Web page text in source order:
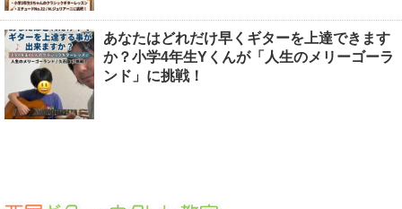
あなたはどれだけ早くギターを上達できます
か？小学4年生Yくんが「人生のメリーゴーラ
ンド」に挑戦！